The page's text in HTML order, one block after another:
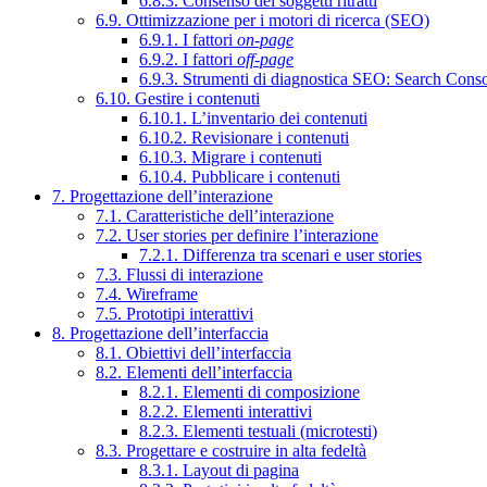
6.9. Ottimizzazione per i motori di ricerca (SEO)
6.9.1. I fattori on-page
6.9.2. I fattori off-page
6.9.3. Strumenti di diagnostica SEO: Search
6.10. Gestire i contenuti
6.10.1. L’inventario dei contenuti
6.10.2. Revisionare i contenuti
6.10.3. Migrare i contenuti
6.10.4. Pubblicare i contenuti
7. Progettazione dell’interazione
7.1. Caratteristiche dell’interazione
7.2. User stories per definire l’interazione
7.2.1. Differenza tra scenari e user stories
7.3. Flussi di interazione
7.4. Wireframe
7.5. Prototipi interattivi
8. Progettazione dell’interfaccia
8.1. Obiettivi dell’interfaccia
8.2. Elementi dell’interfaccia
8.2.1. Elementi di composizione
8.2.2. Elementi interattivi
8.2.3. Elementi testuali (microtesti)
8.3. Progettare e costruire in alta fedeltà
8.3.1. Layout di pagina